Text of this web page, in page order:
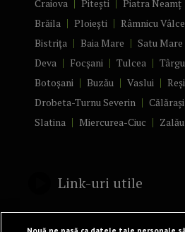
Craiova
Pitești Piatra Neamț
Brăila
Ploiești Râmnicu
Bistrița
Baia Mare Satu Mare
Deva
Focșani Tulcea
Botoșani
Buzău Vaslui
Drobeta-Turnu Severin
Călărași
Slatina
Miercurea-Ciuc Zalău
Link-uri utile
Politică de confidențialitate